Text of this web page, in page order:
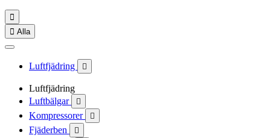

 Alla
Luftfjädring 
Luftfjädring
Luftbälgar

Kompressorer 
Fjäderben 